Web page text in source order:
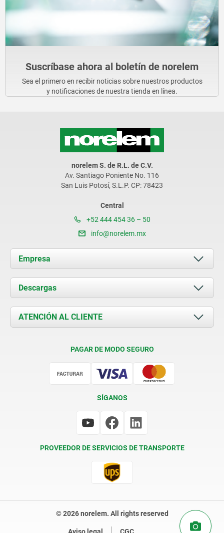
Suscríbase ahora al boletín de norelem
Sea el primero en recibir noticias sobre nuestros productos
y notificaciones de nuestra tienda en línea.
norelem S. de R.L. de C.V.
Av. Santiago Poniente No. 116
San Luis Potosí, S.L.P. CP: 78423
Central
+52 444 454 36 – 50
info@norelem.mx
Empresa
Acerca de nosotros
Novedades
Contacto
Descargas
Documents
ATENCIÓN AL CLIENTE
PAGAR DE MODO SEGURO
SÍGANOS
PROVEEDOR DE SERVICIOS DE TRANSPORTE
© 2026 norelem. All rights reserved
Aviso legal CGC